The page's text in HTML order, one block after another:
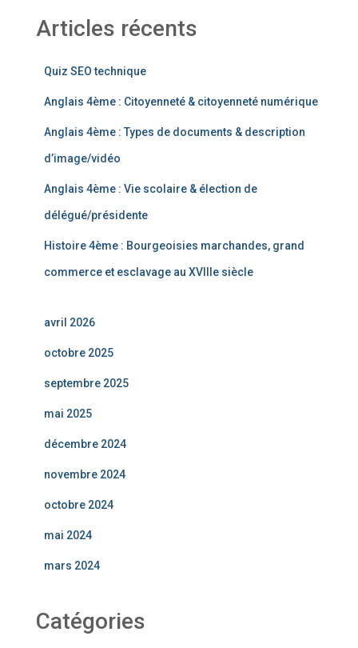
Articles récents
Quiz SEO technique
Anglais 4ème : Citoyenneté & citoyenneté numérique
Anglais 4ème : Types de documents & description
d’image/vidéo
Anglais 4ème : Vie scolaire & élection de
délégué/présidente
Histoire 4ème : Bourgeoisies marchandes, grand
commerce et esclavage au XVIIIe siècle
avril 2026
octobre 2025
septembre 2025
mai 2025
décembre 2024
novembre 2024
octobre 2024
mai 2024
mars 2024
Catégories